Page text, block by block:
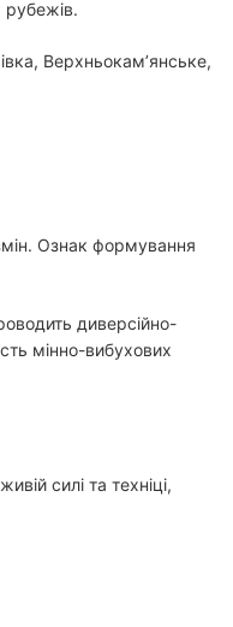
рубежів.
Верхньокамʼянське,
Ознак формування
диверсійно-
мінно-вибухових
силі та техніці,